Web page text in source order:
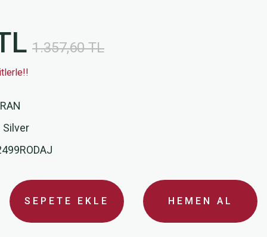
1.357,60 TL
Silver
SEPETE EKLE HEMEN AL